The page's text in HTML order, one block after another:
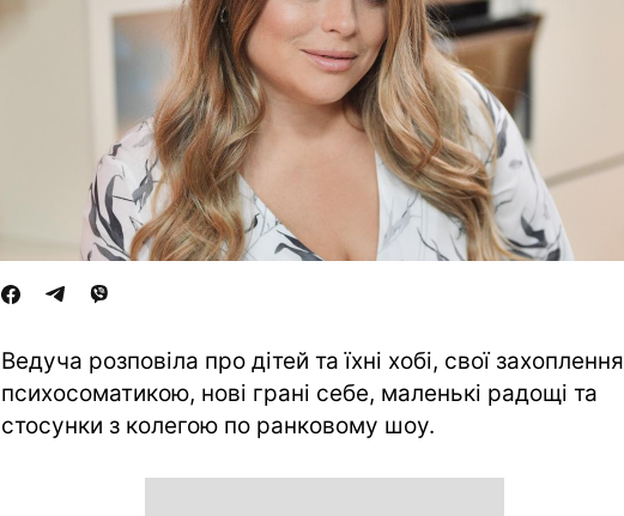
Ведуча розповіла про дітей та їхні хобі, свої захоплення
психосоматикою, нові грані себе, маленькі радощі та
стосунки з колегою по ранковому шоу.